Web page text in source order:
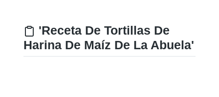
'Receta De Tortillas De
Harina De Maíz De La Abuela'